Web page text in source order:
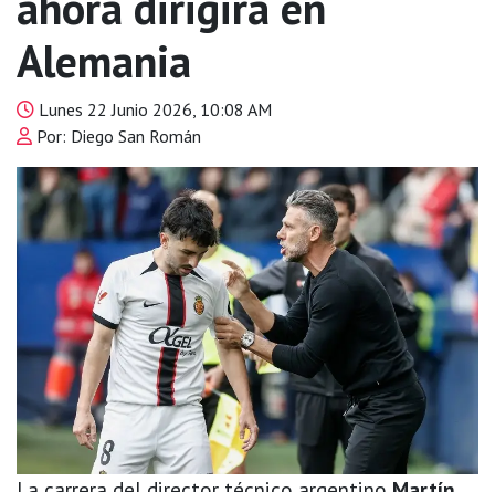
Alemania
Lunes 22 Junio 2026, 10:08 AM
Por: Diego San Román